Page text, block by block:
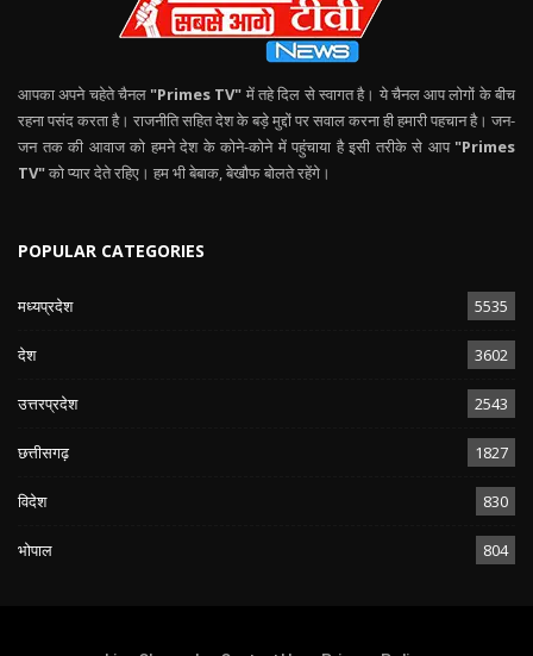
आपका अपने चहेते चैनल "Primes TV" में तहे दिल से स्वागत है। ये चैनल आप लोगों के बीच
रहना पसंद करता है। राजनीति सहित देश के बड़े मुद्दों पर सवाल करना ही हमारी पहचान है। जन-
जन तक की आवाज को हमने देश के कोने-कोने में पहुंचाया है इसी तरीके से आप "Primes
TV"को प्यार देते रहिए। हम भी बेबाक, बेखौफ बोलते रहेंगे।
POPULAR CATEGORIES
मध्यप्रदेश 5535
देश 3602
उत्तरप्रदेश 2543
छत्तीसगढ़ 1827
विदेश 830
भोपाल 804